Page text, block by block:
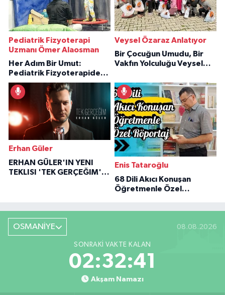
Pediatrik Fizyoterapi
Uzmanı Ömer Alaosman
Her Adım Bir Umut:
Pediatrik Fizyoterapiden
İlham Veren Hikâyeler
Veysel Özaraz Anlatıyor
Bir Çocuğun Umudu, Bir
Vakfın Yolculuğu Veysel
Erhan Güler
ERHAN GÜLER'IN YENI
TEKLISI 'TEK GERÇEĞIM'LE
Enis Tataroğlu
68 Dili Akıcı Konuşan
Öğretmenle Özel
OSMANİYE 08.08.2026
SONRAKI VAKTE KALAN
02:32:40
Akşam Namazı